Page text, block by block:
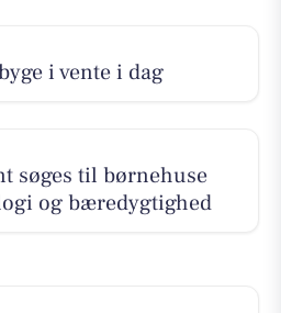
i vente i dag
søges til børnehuse
og bæredygtighed